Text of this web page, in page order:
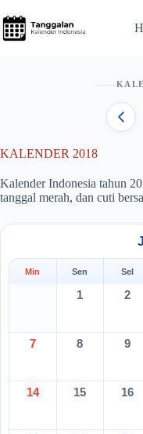
to
content
KALENDER 2018
Kalender Indonesia tahun
tanggal merah, dan cuti
Min Sen Sel
1 2
7 8 9
14 15 16